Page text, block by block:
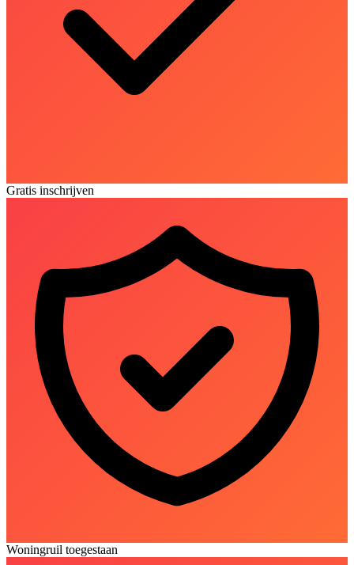
Gratis inschrijven
Woningruil toegestaan